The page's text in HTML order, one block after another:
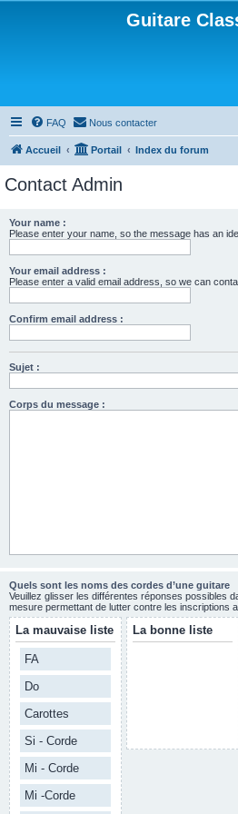
Guitare
FAQ Nous contacter
Accueil Portail Index du forum
Contact Admin
Your name :
Please enter your name, so the message has an
Your email address :
Please enter a valid email address, so we can
Confirm email address :
Sujet :
Corps du message :
Quels sont les noms des cordes d’une guitare
Veuillez glisser les différentes réponses possibles
mesure permettant de lutter contre les inscriptions
La mauvaise liste
FA
Do
Carottes
Si - Corde
Mi - Corde
Mi -Corde
La bonne liste